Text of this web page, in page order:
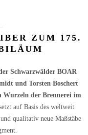
ZUM 175.
Schwarzwälder BOAR
und Torsten Boschert
Wurzeln der Brennerei im
auf Basis des weltweit
qualitativ neue Maßstäbe